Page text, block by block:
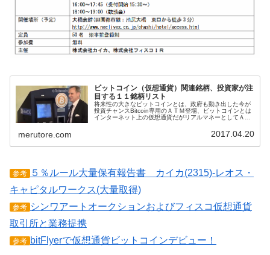
ビットコイン（仮想通貨）関連銘柄、投資家が注
目する１１銘柄リスト
将来性の大きなビットコインとは、政府も動き出した今が
投資チャンスBitcoin専用のＡＴＭ登場、ビットコインとは
インターネット上の仮想通貨だがリアルマネーとしてＡＴ
merutore.com 2017.04.20
参考
５％ルール大量保有報告書 カイカ(2315)-レオス・
キャピタルワークス(大量取得)
参考 シンワアートオークションおよびフィスコ仮想通貨
取引所と業務提携
参考 bitFlyerで仮想通貨ビットコインデビュー！